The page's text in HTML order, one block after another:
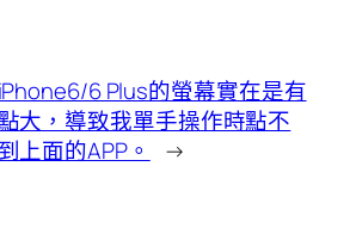
iPhone6/6 Plus的螢幕實在是有
點大，導致我單手操作時點不
到上面的APP。
→